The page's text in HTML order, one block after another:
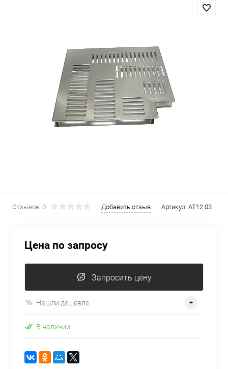
Отзывов: 0 Добавить отзыв Артикул: AT12.03
Цена по запросу
Запросить цену
Нашли дешевле
В наличии